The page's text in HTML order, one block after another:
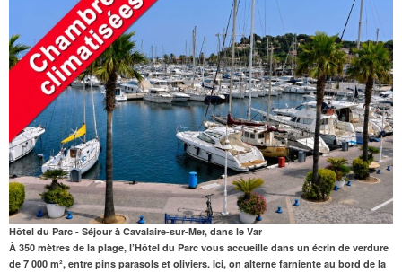
Hôtel du Parc - Séjour à Cavalaire-sur-Mer, dans le Var
À 350 mètres de la plage, l’Hôtel du Parc vous accueille dans un écrin de verdure
de 7 000 m², entre pins parasols et oliviers. Ici, on alterne farniente au bord de la